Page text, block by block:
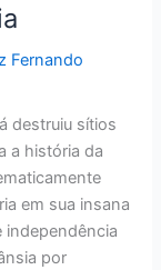
Fernando
destruiu sítios
a história da
em sua insana
independência
por